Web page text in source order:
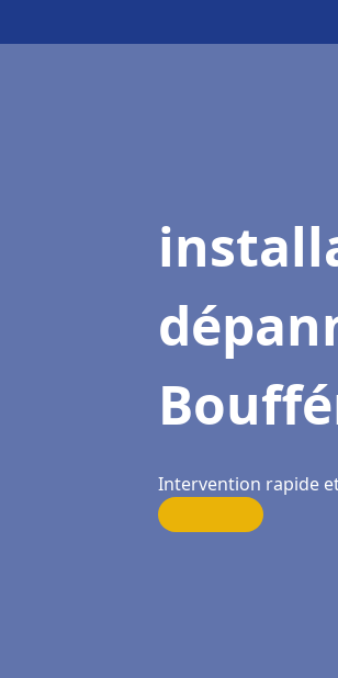
Intervention rapide